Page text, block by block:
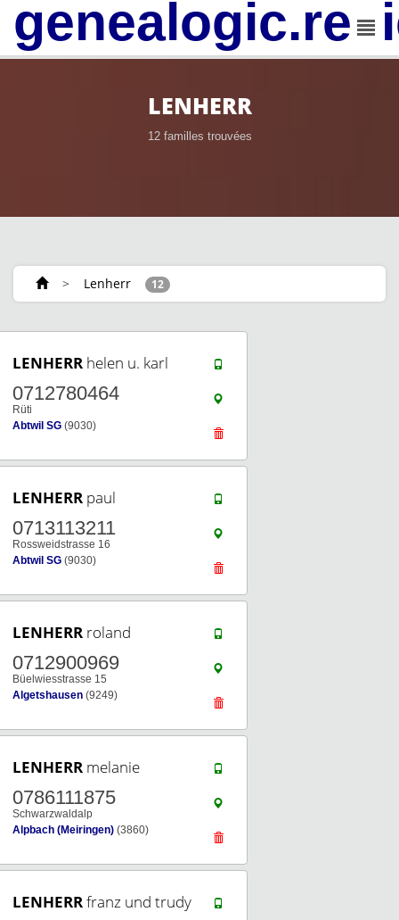
LENHERR
12 familles trouvées
> Lenherr 12
LENHERR helen u. karl
0712780464
Rüti
Abtwil SG (9030)
LENHERR paul
0713113211
Rossweidstrasse 16
Abtwil SG (9030)
LENHERR roland
0712900969
Büelwiesstrasse 15
Algetshausen (9249)
LENHERR melanie
0786111875
Schwarzwaldalp
Alpbach (Meiringen) (3860)
LENHERRfranz und trudy